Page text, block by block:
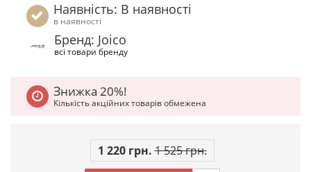
Наявність: В наявності
в наявності
Бренд: Joico
всі товари бренду
Знижка 20%!
Кількість акційних товарів обмежена
1 220 грн. 1 525 грн.